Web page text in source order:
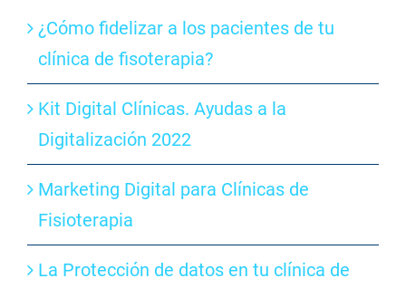
¿Cómo fidelizar a los pacientes de tu
clínica de fisoterapia?
Kit Digital Clínicas. Ayudas a la
Digitalización 2022
Marketing Digital para Clínicas de
Fisioterapia
La Protección de datos en tu clínica de